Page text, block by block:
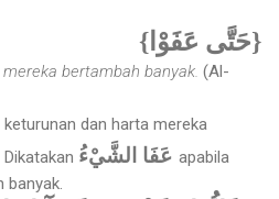
{حَتَّى عَفَوْا}
bertambah banyak. (Al-
dan harta mereka
عَفَا الشَّيْءُ apabila